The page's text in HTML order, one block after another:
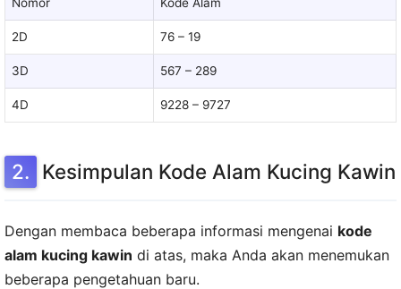
Nomor Kode Alam
2D 76 – 19
3D 567 – 289
4D 9228 – 9727
Kesimpulan Kode Alam Kucing Kawin
Dengan membaca beberapa informasi mengenai kode
alam kucing kawin di atas, maka Anda akan menemukan
beberapa pengetahuan baru.